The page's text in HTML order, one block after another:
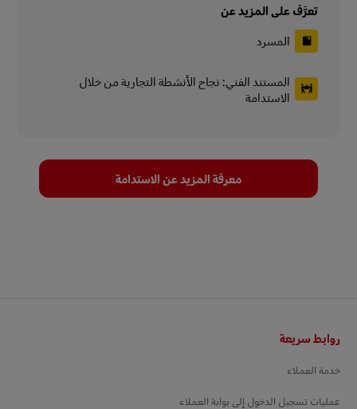
تعرَّف على المزيد عن
المسرد
المستند الفني: نجاح الأنشطة التجارية من خلال
الاستدامة
معرفة المزيد عن الاستدامة
روابط سريعة
خدمة العملاء
عمليات تسجيل الدخول إلى بوابة العملاء